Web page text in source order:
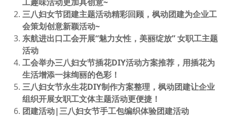
工趣味活动更加具创意~
三八妇女节团建主题活动精彩回顾，枫动团建为企业工
会策划创意新颖活动~
东航进出口工会开展“魅力女性，美丽绽放” 女职工主题
活动
工会举办三八妇女节插花DIY活动方案推荐，用插花为
生活增添一抹绚丽的色彩！
三八妇女节永生花DIY制作方案整理，枫动团建让企业
组织开展女职工文体主题活动更便捷！
团建活动|三八妇女节手工包编织体验团建活动